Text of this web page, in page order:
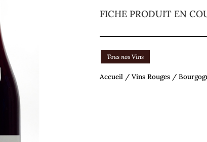
FICHE PRODUIT EN
Tous nos Vins
Accueil /Vins Rouges /